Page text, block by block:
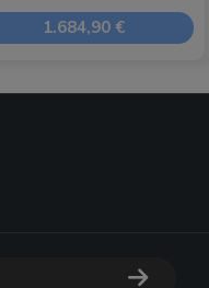
1.684,90 €